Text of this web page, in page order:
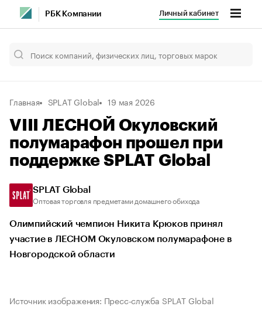
РБК Компании Личный кабинет
Главная SPLAT Global 19 мая 2026
VIII ЛЕСНОЙ Окуловский
полумарафон прошел при
поддержке SPLAT Global
SPLAT Global
Оптовая торговля предметами домашнего обихода
Олимпийский чемпион Никита Крюков принял
участие в ЛЕСНОМ Окуловском полумарафоне в
Новгородской области
Источник изображения: Пресс-служба SPLAT Global